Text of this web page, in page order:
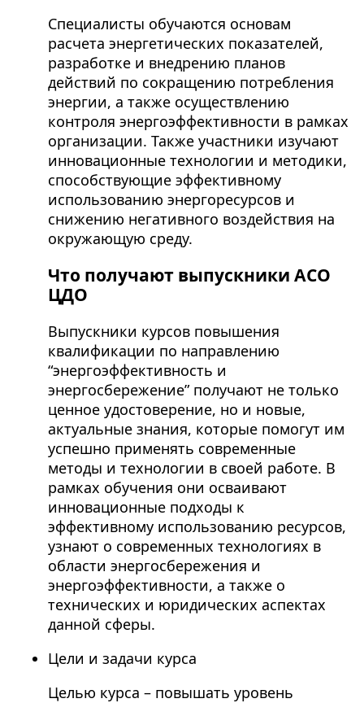
Специалисты обучаются основам
расчета энергетических показателей,
разработке и внедрению планов
действий по сокращению потребления
энергии, а также осуществлению
контроля энергоэффективности в рамках
организации. Также участники изучают
инновационные технологии и методики,
способствующие эффективному
использованию энергоресурсов и
снижению негативного воздействия на
окружающую среду.
Что получают выпускники АСО
ЦДО
Выпускники курсов повышения
квалификации по направлению
“энергоэффективность и
энергосбережение” получают не только
ценное удостоверение, но и новые,
актуальные знания, которые помогут им
успешно применять современные
методы и технологии в своей работе. В
рамках обучения они осваивают
инновационные подходы к
эффективному использованию ресурсов,
узнают о современных технологиях в
области энергосбережения и
энергоэффективности, а также о
технических и юридических аспектах
данной сферы.
Цели и задачи курса
Целью курса – повышать уровень